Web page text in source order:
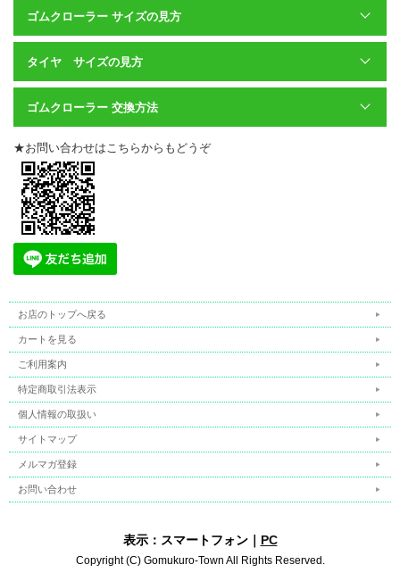
ゴムクローラー サイズの見方
タイヤ サイズの見方
ゴムクローラー 交換方法
★お問い合わせはこちらからもどうぞ
お店のトップへ戻る
カートを見る
ご利用案内
特定商取引法表示
個人情報の取扱い
サイトマップ
メルマガ登録
お問い合わせ
表示：スマートフォン｜ PC
Copyright (C) Gomukuro-Town All Rights Reserved.